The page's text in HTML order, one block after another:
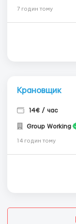
7 годин тому
Крановщик
14€ / час
Group Working
14 годин тому